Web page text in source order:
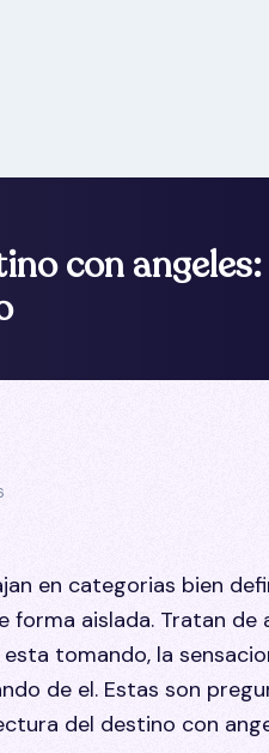
con
en categorias bien
forma aislada. Tratan de
tomando, la
de el. Estas son
del destino con